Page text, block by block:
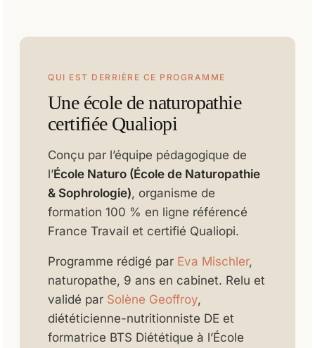
QUI EST DERRIÈRE CE PROGRAMME
Une école de naturopathie
certifiée Qualiopi
Conçu par l’équipe pédagogique de
l’École Naturo (École de Naturopathie
& Sophrologie), organisme de
formation 100 % en ligne référencé
France Travail et certifié Qualiopi.
Programme rédigé par Eva Mischler,
naturopathe, 9 ans en cabinet. Relu et
validé par Solène Geoffroy,
diététicienne-nutritionniste DE et
formatrice BTS Diététique à l’École